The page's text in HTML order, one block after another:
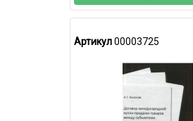
Артикул00003725